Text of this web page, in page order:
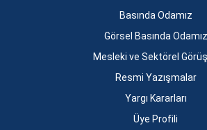
Basında Odamız
Görsel Basında Odamız
Mesleki ve Sektörel
Resmi Yazışmalar
Yargı Kararları
Üye Profili